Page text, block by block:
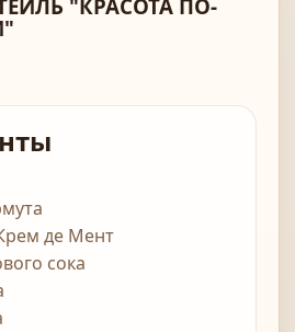
"КРАСОТА ПО-
де Мент
сока